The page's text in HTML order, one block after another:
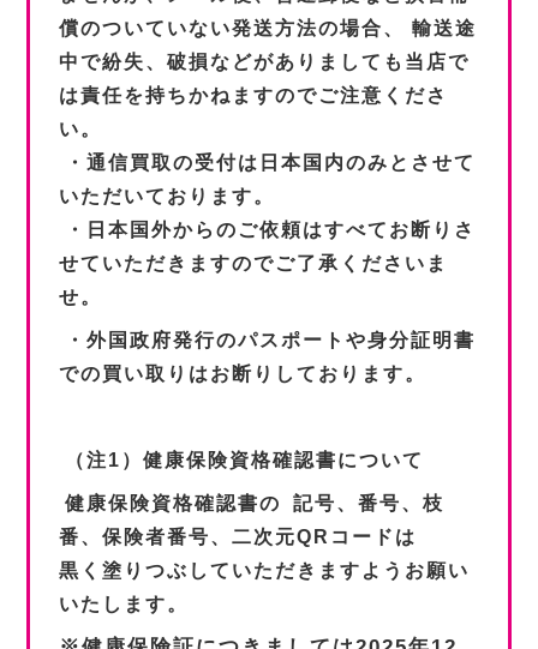
償のついていない発送方法の場合、 輸送途
中で紛失、破損などがありましても当店で
は責任を持ちかねますのでご注意くださ
い。
・通信買取の受付は日本国内のみとさせて
いただいております。
・日本国外からのご依頼はすべてお断りさ
せていただきますのでご了承くださいま
せ。
・外国政府発行のパスポートや身分証明書
での買い取りはお断りしております。
（注1）健康保険資格確認書について
健康保険資格確認書の
記号、番号、枝
番、保険者番号、二次元QRコードは
黒く塗りつぶしていただきますようお願い
いたします。